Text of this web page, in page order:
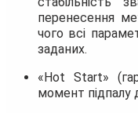
перенесення
чого всі
заданих.
«Hot Start»
момент підпалу